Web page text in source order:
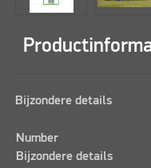
Bijzondere details
Number
Bijzondere details